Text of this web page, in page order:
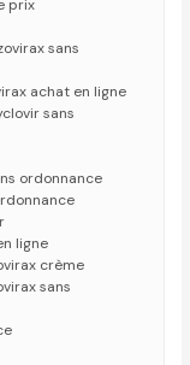
prix
sans
achat en ligne
sans
ordonnance
ligne
crème
sans